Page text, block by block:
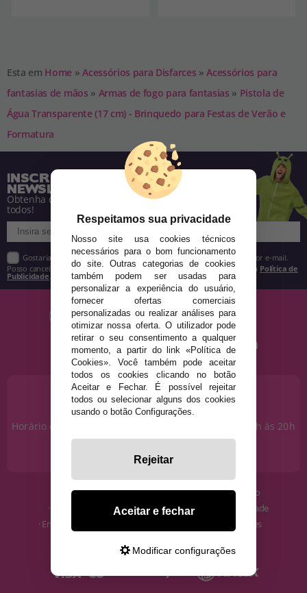
Esta em Home » Acessórios para Disfarces » Acessórios para
fantasias de mãos » Armas de fogo para fantasias » Pistola de
Água Transparente (17 cm) - Brinquedo para Festas de Verão e
Formatura
INSCREVA-SE NA NOSSA
NEWSLETTER
Obtenha descontos e saiba de tudo antes de
todos!
Gostaria de receber descontos exclusivos, novidades e tendências por e-mail.
Posso cancelar a inscrição a qualquer momento, conforme estipulado na Política de
Publicidade
PRECISA DE AJUDA?
915 793 695
Horário de segunda a sexta das 10h às 14h e das 17h às 20h
info@disfracestuyyo.pt
· Quem somos
· Como comprar
· Envios e Devoluções
· Condições de uso
· Política de Privacidade
· Política de Cookies
Respeitamos sua privacidade
Nosso site usa cookies técnicos
necessários para o bom funcionamento
do site. Outras categorias de cookies
também podem ser usadas para
personalizar a experiência do usuário,
fornecer ofertas comerciais
personalizadas ou realizar análises para
otimizar nossa oferta. O utilizador pode
retirar o seu consentimento a qualquer
momento, a partir do link «Política de
Cookies». Você também pode aceitar
todos os cookies clicando no botão
Aceitar e Fechar. É possível rejeitar
todos ou selecionar alguns dos cookies
usando o botão Configurações.
Rejeitar
Aceitar e fechar
Modificar configurações